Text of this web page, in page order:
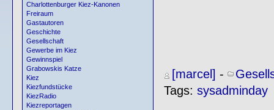
Charlottenburger Kiez-Kanonen
Freiraum
Gastautoren
Geschichte
Gesellschaft
Gewerbe im Kiez
Gewinnspiel
Grabowskis Katze
Kiez
Kiezfundstücke
KiezRadio
Kiezreportagen
[marcel] -
Tags: sysadminday